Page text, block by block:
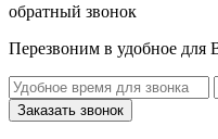
обратный звонок
Перезвоним в удобное для
Заказать звонок